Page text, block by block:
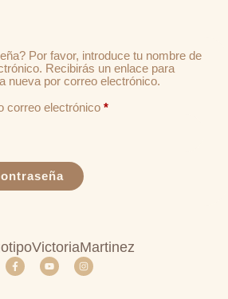
Por favor, introduce tu nombre de
Recibirás un enlace para
nueva por correo electrónico.
correo electrónico *